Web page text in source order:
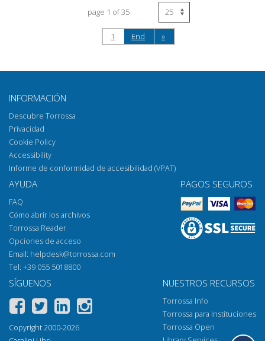
page 1 of 35
1 End »
INFORMACIÓN
Descubre Torrossa
Privacidad
Cookie Policy
Accessibility
Informe de conformidad de accesibilidad (VPAT)
AYUDA
FAQ
Cómo abrir los archivos
Torrossa Reader
Opciones de acceso
Email: helpdesk@torrossa.com
Tel: +39 055 5018800
PAGOS SEGUROS
SÍGUENOS
Copyright 2000-2026
NUESTROS RECURSOS
Torrossa Info
Torrossa para Instituciones
Torrossa Open
FRENCH
×
Ese sitio web utiliza cookies
Este sitio web usa cookies para mejorar la experiencia del
usuario. Al utilizar nuestro sitio web, usted acepta todas las
cookies de acuerdo con nuestra Política de cookies.Más
ACEPTAR RECHAZAR